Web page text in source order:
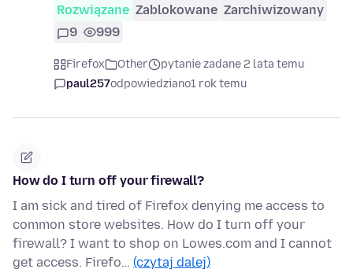
Rozwiązane Zablokowane Zarchiwizowany
9
999
Firefox Other
pytanie zadane 2 lata temu
paul257odpowiedziano1 rok temu
How do I turn off your firewall?
I am sick and tired of Firefox denying me access to
common store websites. How do I turn off your
firewall? I want to shop on Lowes.com and I cannot
get access. Firefo… (czytaj dalej)